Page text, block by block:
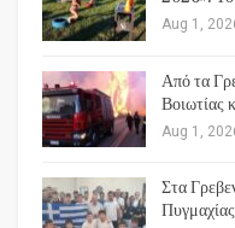
Aug 1,
Από τα
Βοιωτίας
Aug 1,
Στα